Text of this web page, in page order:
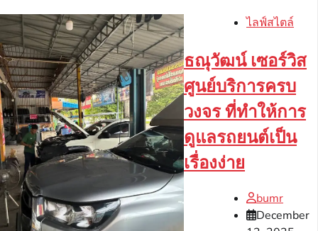
ไลฟ์สไตล์
ธณุวัฒน์ เซอร์วิส
ศูนย์บริการครบ
วงจร ที่ทำให้การ
ดูแลรถยนต์เป็น
เรื่องง่าย
bumr
December